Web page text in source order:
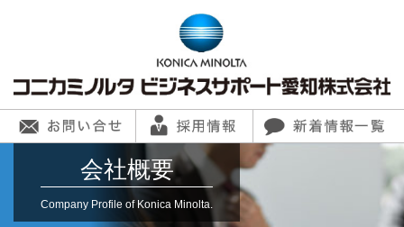
会社概要
Company Profile of Konica Minolta.